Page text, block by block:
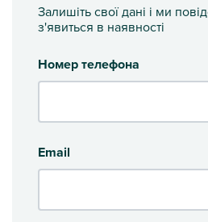
Залишіть свої дані і ми
з'явиться в наявності
Номер телефона
Email